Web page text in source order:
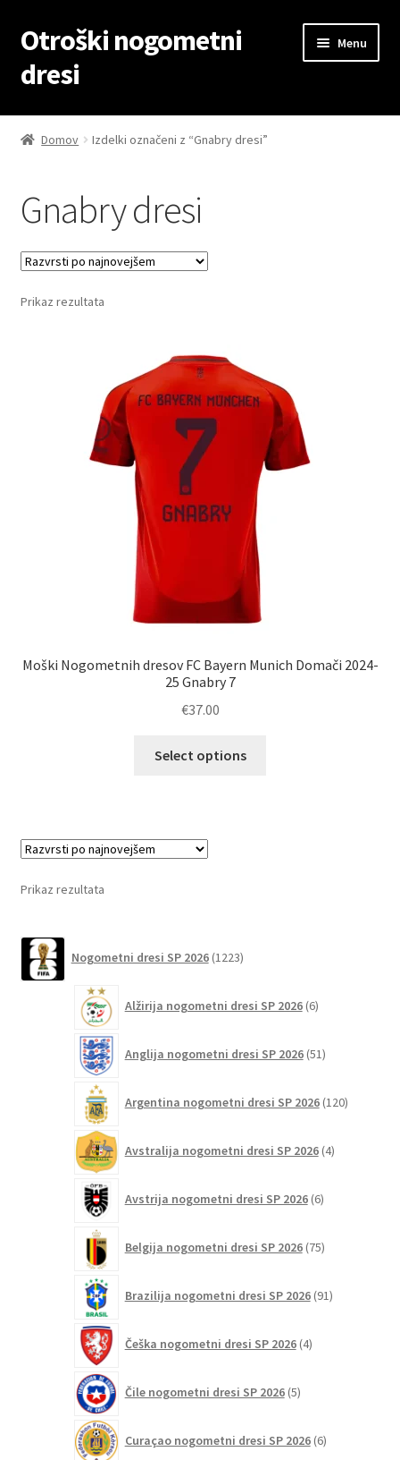
Skip
to
navigation
Skip
to
content
Otroški nogometni
dresi
Menu
Domov
Kontaktiraj nas
Košarica
Moj račun
Zaključek nakupa
Domov Izdelki označeni z “Gnabry dresi”
Gnabry dresi
Prikaz rezultata
Moški Nogometnih dresov FC Bayern Munich Domači 2024-
25 Gnabry 7
€37.00
Select options
Prikaz rezultata
Nogometni dresi SP 2026 1223izdelkov
Alžirija nogometni dresi SP 2026 6izdelkov
Anglija nogometni dresi SP 2026 51izdelkov
Argentina nogometni dresi SP 2026 120izdelkov
Avstralija nogometni dresi SP 2026 4izdelki
Avstrija nogometni dresi SP 2026 6izdelkov
Belgija nogometni dresi SP 2026 75izdelkov
Brazilija nogometni dresi SP 2026 91izdelkov
Češka nogometni dresi SP 2026 4izdelki
Čile nogometni dresi SP 2026 5izdelkov
Curaçao nogometni dresi SP 2026 6izdelkov